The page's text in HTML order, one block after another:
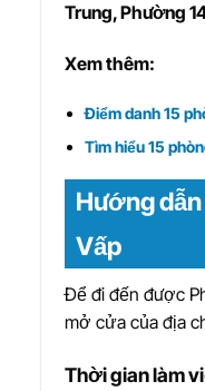
Trung, Phường
Xem thêm:
Điểm danh 15
Tìm hiểu 15
Hướng
Vấp
Để đi đến được
mở cửa của địa
Thời gian làm